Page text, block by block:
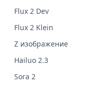
Flux 2 Dev
Flux 2 Klein
Z изображение
Hailuo 2.3
Sora 2